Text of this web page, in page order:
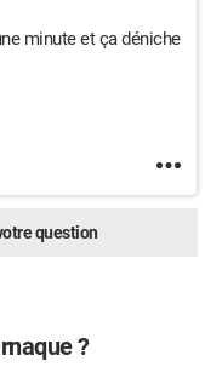
minute et ça déniche
question
?